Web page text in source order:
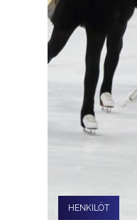
HENKILÖT